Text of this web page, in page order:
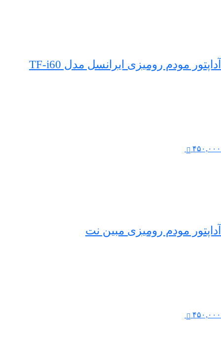
آداپتور مودم رومیزی ایرانسل مدل TF-i60
۴۵۰,۰۰۰
آداپتور مودم رومیزی مبین نت
۴۵۰,۰۰۰